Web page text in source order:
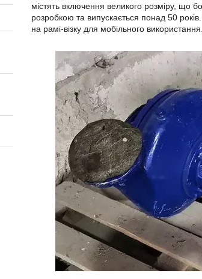
містять включення великого розміру, що
розробкою та випускається понад 50
на рамі-візку для мобільного використання.